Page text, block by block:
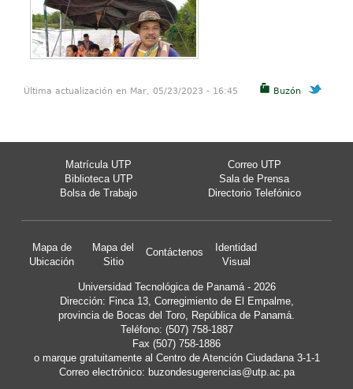
Buzón
Última actualización en Mar, 05/23/2023 - 16:45
Matrícula UTP
Correo UTP
Biblioteca UTP
Sala de Prensa
Bolsa de Trabajo
Directorio Telefónico
Mapa de
Ubicación
Mapa del
Sitio
Contáctenos
Identidad
Visual
Universidad Tecnológica de Panamá - 2026
Dirección: Finca 13, Corregimiento de El Empalme,
provincia de Bocas del Toro, República de Panamá.
Teléfono: (507) 758-1887
Fax (507) 758-1886
o marque gratuitamente al Centro de Atención Ciudadana 3-1-1
Correo electrónico: buzondesugerencias@utp.ac.pa